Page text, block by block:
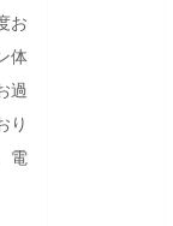
お
体
過
り
電